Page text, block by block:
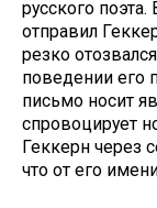
русского
отправил
резко
поведении его
письмо носит
спровоцирует
Геккерн через
что от его